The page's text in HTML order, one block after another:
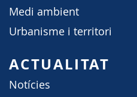
Medi ambient
Urbanisme i territori
ACTUALITAT
Notícies